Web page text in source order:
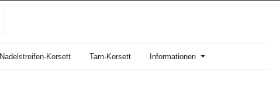
Nadelstreifen-Korsett Tarn-Korsett Informationen